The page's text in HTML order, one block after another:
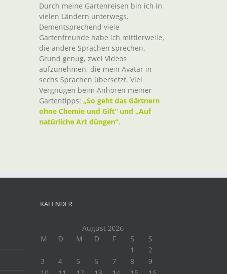
Durch meine Gartenreisen bin ich in
vielen Ländern unterwegs.
Dementsprechend viele
Gartenfreunde habe ich mittlerweile,
die andere Sprachen sprechen.
Grund genug, zwei Videos
aufzunehmen, die mein Avatar in
sechs Sprachen übersetzt. Viel
Vergnügen beim Anhören meiner
Gartentipps: „So geht das Gärtnern
ohne Chemie und Gift“ und „Auf
natürliche Art düngen“.
KALENDER
August 2026
M
D M D F S
S
1
2
3
4 5 6 7 8
9